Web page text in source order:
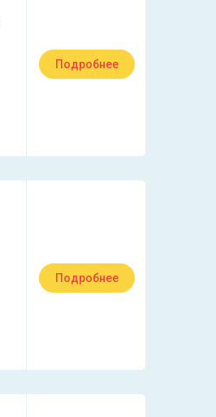
Подробнее
Подробнее